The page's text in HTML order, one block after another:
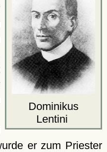
Dominikus
Lentini
er zum Priester